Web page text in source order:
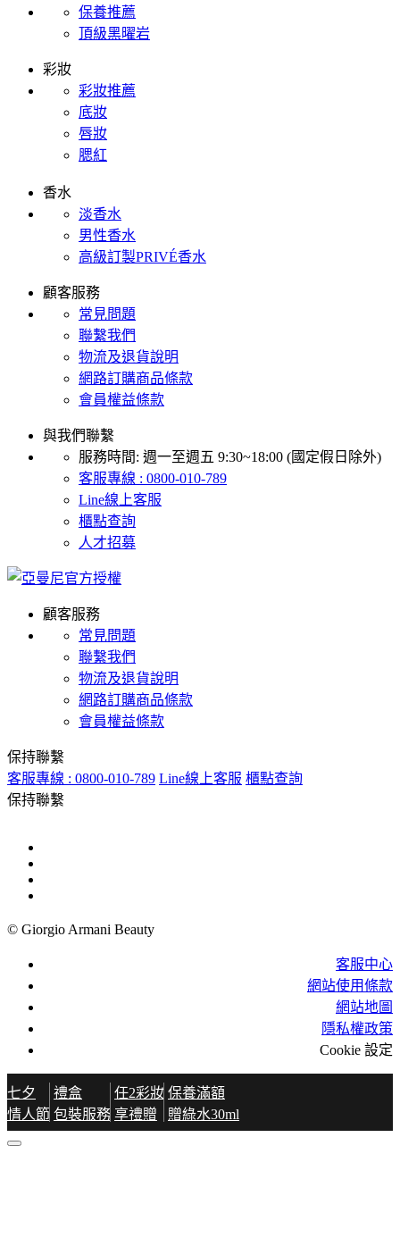
保養推薦
頂級黑曜岩
彩妝
彩妝推薦
底妝
唇妝
腮紅
香水
淡香水
男性香水
高級訂製PRIVÉ香水
顧客服務
常見問題
聯繫我們
物流及退貨說明
網路訂購商品條款
會員權益條款
與我們聯繫
服務時間: 週一至週五 9:30~18:00 (國定假日除外)
客服專線 : 0800-010-789
Line線上客服
櫃點查詢
人才招募
顧客服務
常見問題
聯繫我們
物流及退貨說明
網路訂購商品條款
會員權益條款
保持聯繫
客服專線 : 0800-010-789 Line線上客服 櫃點查詢
保持聯繫
© Giorgio Armani Beauty
客服中心
網站使用條款
網站地圖
隱私權政策
Cookie 設定
七夕
情人節
禮盒
包裝服務
任2彩妝
享禮贈
保養滿額
贈綠水30ml